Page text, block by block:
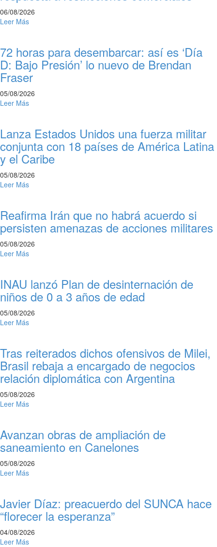
06/08/2026
Leer Más
72 horas para desembarcar: así es ‘Día
D: Bajo Presión’ lo nuevo de Brendan
Fraser
05/08/2026
Leer Más
Lanza Estados Unidos una fuerza militar
conjunta con 18 países de América Latina
y el Caribe
05/08/2026
Leer Más
Reafirma Irán que no habrá acuerdo si
persisten amenazas de acciones militares
05/08/2026
Leer Más
INAU lanzó Plan de desinternación de
niños de 0 a 3 años de edad
05/08/2026
Leer Más
Tras reiterados dichos ofensivos de Milei,
Brasil rebaja a encargado de negocios
relación diplomática con Argentina
05/08/2026
Leer Más
Avanzan obras de ampliación de
saneamiento en Canelones
05/08/2026
Leer Más
Javier Díaz: preacuerdo del SUNCA hace
“florecer la esperanza”
04/08/2026
Leer Más